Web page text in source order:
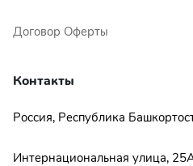
Договор Оферты
Контакты
Россия, Республика
Интернациональная улица,